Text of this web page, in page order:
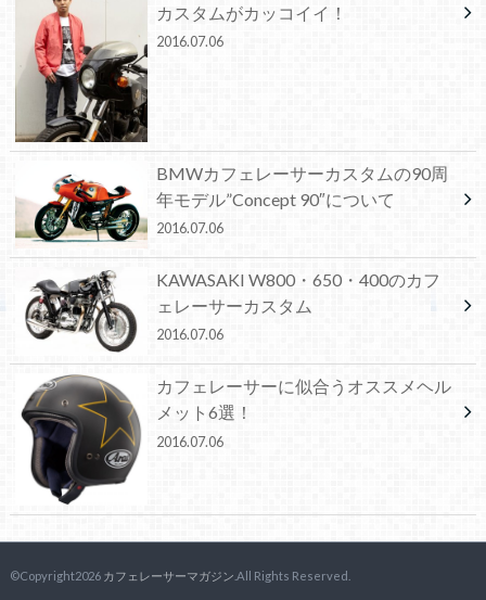
カスタムがカッコイイ！
2016.07.06
BMWカフェレーサーカスタムの90周
年モデル”Concept 90″について
2016.07.06
KAWASAKI W800・650・400のカフ
ェレーサーカスタム
2016.07.06
カフェレーサーに似合うオススメヘル
メット6選！
2016.07.06
©Copyright2026 カフェレーサーマガジン .All Rights Reserved.